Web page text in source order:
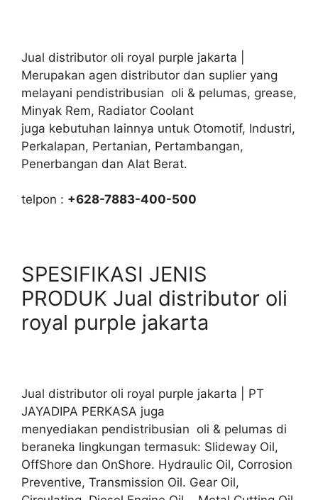
Jual distributor oli royal purple jakarta |
Merupakan agen distributor dan suplier yang
melayani pendistribusian oli & pelumas, grease,
Minyak Rem, Radiator Coolant
juga kebutuhan lainnya untuk Otomotif, Industri,
Perkalapan, Pertanian, Pertambangan,
Penerbangan dan Alat Berat.
telpon : +628-7883-400-500
SPESIFIKASI JENIS
PRODUK Jual distributor oli
royal purple jakarta
Jual distributor oli royal purple jakarta | PT
JAYADIPA PERKASA juga
menyediakan pendistribusian oli & pelumas di
beraneka lingkungan termasuk: Slideway Oil,
OffShore dan OnShore. Hydraulic Oil, Corrosion
Preventive, Transmission Oil. Gear Oil,